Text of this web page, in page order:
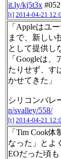
it.ly/kj5t3x
[t] 2014-04-21
「Appleはユ
まで、新しい
として提供し
「Googleは
たりせず、す
かせてきた」
シリコンバレ
n/svalley/558/
[t] 2014-04-21
「Tim Cook
なった」とよ
EOだった頃